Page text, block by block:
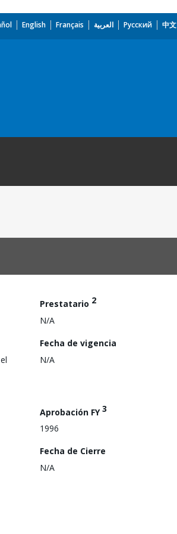
English Français العربية Русский 中文
Prestatario 2
N/A
Fecha de vigencia
N/A
Aprobación FY3
1996
Fecha de Cierre
N/A